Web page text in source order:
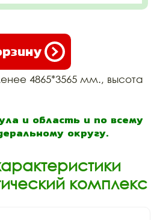
4865*3565 мм., высота
и область и по всему
округу.
комплекс